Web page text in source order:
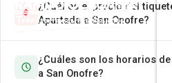
¿Cuál es el precio del
Apartada a San Onofre?
¿Cuáles son los horarios
a San Onofre?